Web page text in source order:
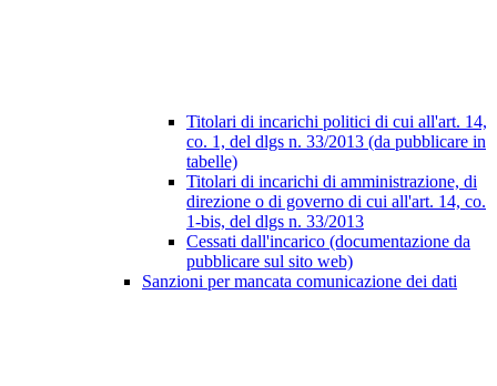
Titolari di incarichi politici di cui all'art. 14,
co. 1, del dlgs n. 33/2013 (da pubblicare in
tabelle)
Titolari di incarichi di amministrazione, di
direzione o di governo di cui all'art. 14, co.
1-bis, del dlgs n. 33/2013
Cessati dall'incarico (documentazione da
pubblicare sul sito web)
Sanzioni per mancata comunicazione dei dati